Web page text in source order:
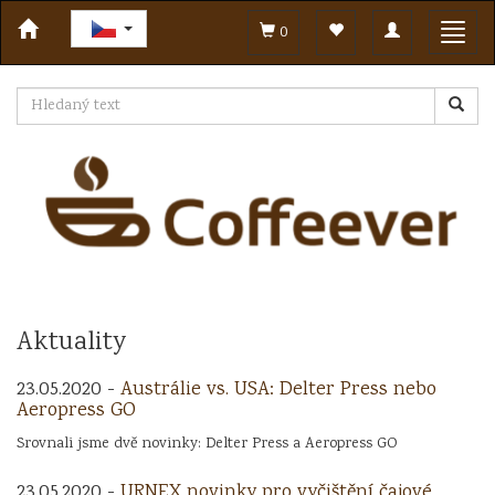
Toggle
navigation
0
Aktuality
23.05.2020 - Austrálie vs. USA: Delter Press nebo
Aeropress GO
Srovnali jsme dvě novinky: Delter Press a Aeropress GO